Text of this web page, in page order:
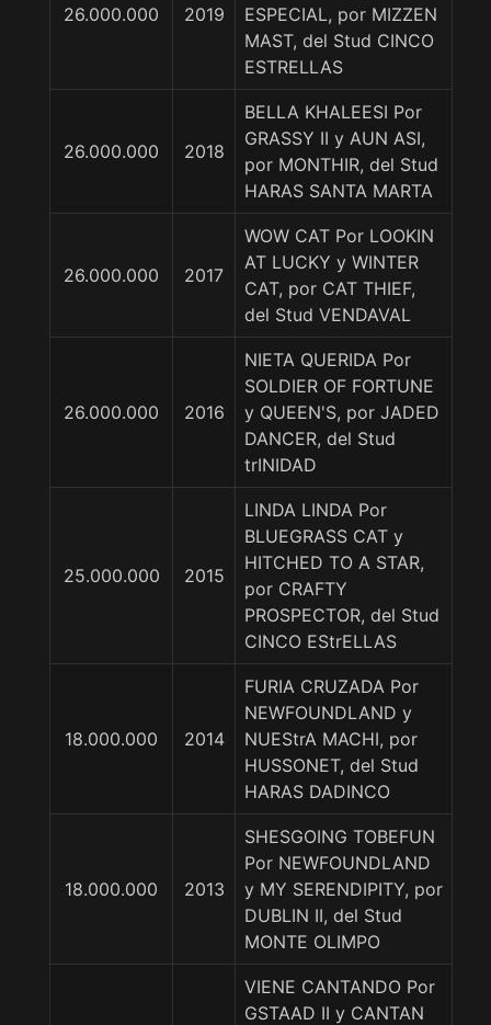
26.000.000 2019
ESPECIAL, por MIZZEN
MAST, del Stud CINCO
ESTRELLAS
26.000.000 2018
BELLA KHALEESI Por
GRASSY II y AUN ASI,
por MONTHIR, del Stud
HARAS SANTA MARTA
26.000.000 2017
WOW CAT Por LOOKIN
AT LUCKY y WINTER
CAT, por CAT THIEF,
del Stud VENDAVAL
26.000.000 2016
NIETA QUERIDA Por
SOLDIER OF FORTUNE
y QUEEN'S, por JADED
DANCER, del Stud
trINIDAD
25.000.000 2015
LINDA LINDA Por
BLUEGRASS CAT y
HITCHED TO A STAR,
por CRAFTY
PROSPECTOR, del Stud
CINCO EStrELLAS
18.000.000 2014
FURIA CRUZADA Por
NEWFOUNDLAND y
NUEStrA MACHI, por
HUSSONET, del Stud
HARAS DADINCO
18.000.000 2013
SHESGOING TOBEFUN
Por NEWFOUNDLAND
y MY SERENDIPITY, por
DUBLIN II, del Stud
MONTE OLIMPO
VIENE CANTANDO Por
GSTAAD II y CANTAN